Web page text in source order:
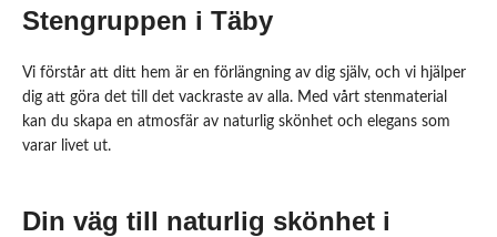
Stengruppen i Täby
Vi förstår att ditt hem är en förlängning av dig själv, och vi hjälper
dig att göra det till det vackraste av alla. Med vårt stenmaterial
kan du skapa en atmosfär av naturlig skönhet och elegans som
varar livet ut.
Din väg till naturlig skönhet i